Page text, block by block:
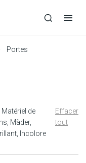
Portes
Matériel de
Mäder
Incolore
Effacer
tout